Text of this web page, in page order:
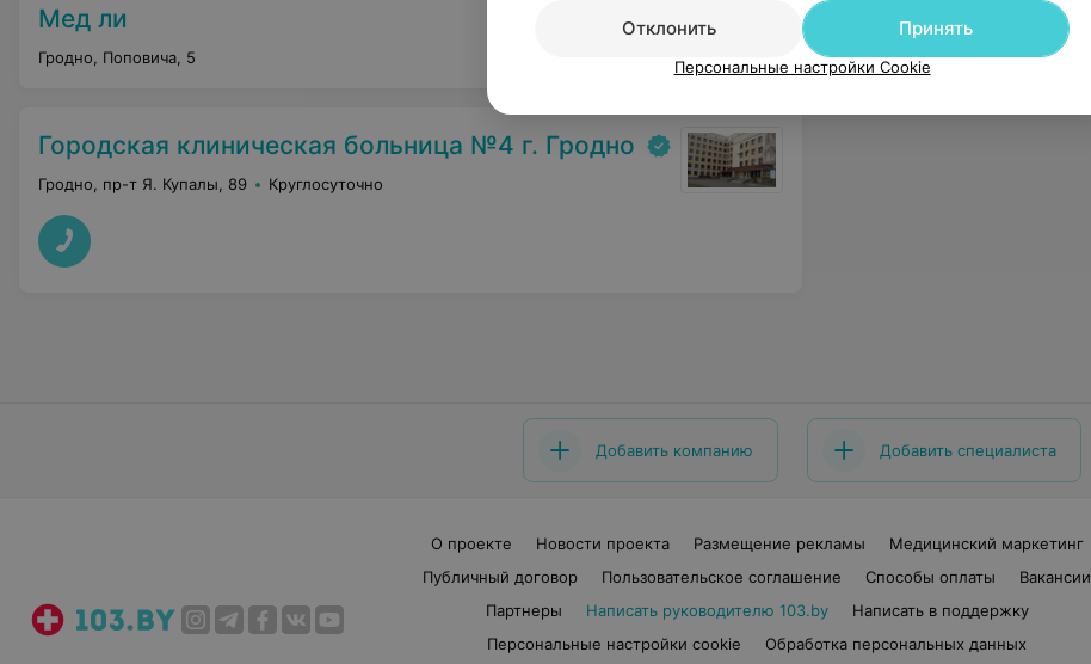
Мед ли
Гродно, Поповича, 5
Городская клиническая больница №4 г. Гродно
Гродно, пр-т Я. Купалы, 89 Круглосуточно
Добавить компанию Добавить специалиста
О проекте Новости проекта Размещение рекламы
Медицинский маркетинг
Публичный договор
Пользовательское соглашение Способы оплаты
Вакансии
Партнеры
Написать руководителю 103.by
Написать в поддержку
Персональные настройки cookie
Обработка персональных данных
Отклонить
Принять
Персональные настройки Cookie